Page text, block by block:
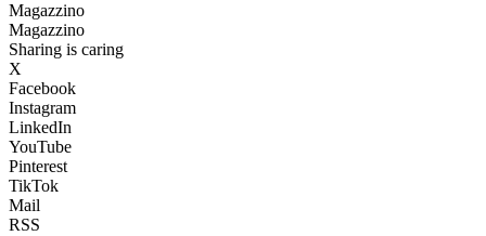
Magazzino
Magazzino
Sharing is caring
X
Facebook
Instagram
LinkedIn
YouTube
Pinterest
TikTok
Mail
RSS